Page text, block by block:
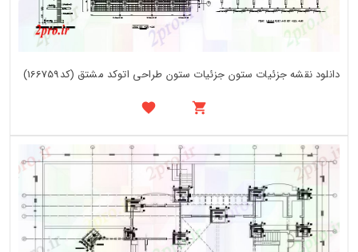
دانلود نقشه جزئیات ستون جزئیات ستون طراحی اتوکد مشتق (کد166759)